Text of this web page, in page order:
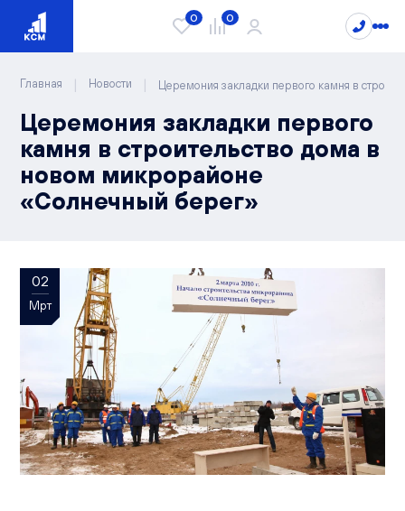
Проекты
Сити Парк
Видный
Чистые пруды
Квартиры
2-комнатные
3-комнатные
4-комнатные
5-комнатные
О компании
Новости
Спецпредложения
Документы
Варианты отделки
Способы покупки
Вопрос/ответ
Вакансии
Офисы продаж
Контакты
0 0
Главная | Новости | Церемония закладки первого камня в
Церемония закладки первого
камня в строительство дома в
новом микрорайоне
«Солнечный берег»
02
Мрт